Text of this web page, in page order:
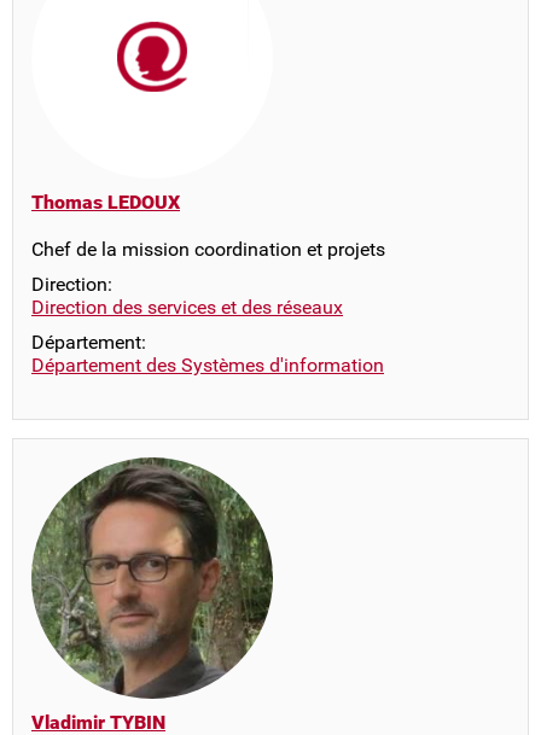
Thomas LEDOUX
Chef de la mission coordination et projets
Direction:
Direction des services et des réseaux
Département:
Département des Systèmes d'information
Vladimir TYBIN